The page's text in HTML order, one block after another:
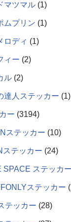
マツマル 1
ムプリン 1
ロディ 1
ィー 2
ル 2
達人ステッカー 1
ー 3194
ステッカー 10
ステッカー 24
SPACE ステッカー
ステッカー
テッカー 28